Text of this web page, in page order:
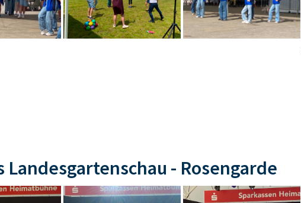
Landesgartenschau - Rosengarde